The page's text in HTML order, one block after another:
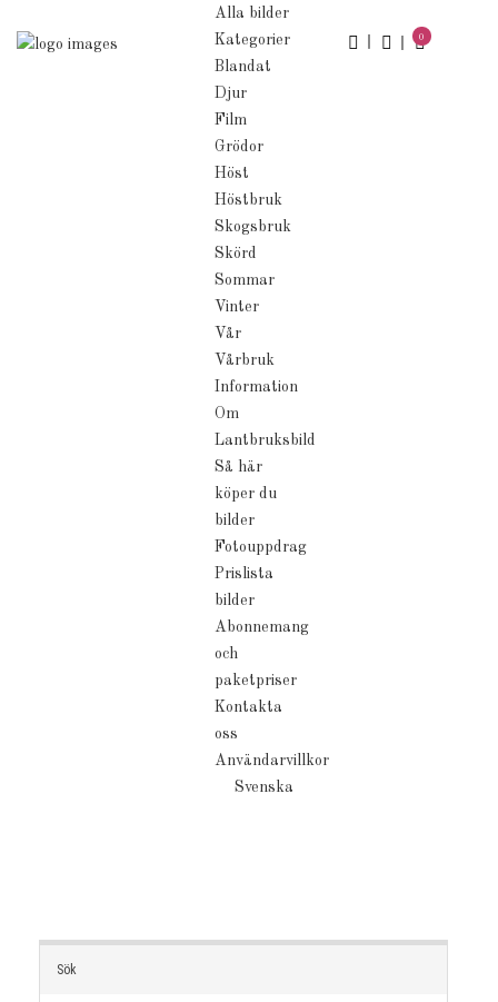
Alla bilder
Kategorier
Blandat
Djur
Film
Grödor
Höst
Höstbruk
Skogsbruk
Skörd
Sommar
Vinter
Vår
Vårbruk
Information
Om
Lantbruksbild
Så här
köper du
bilder
Fotouppdrag
Prislista
bilder
Abonnemang
och
paketpriser
Kontakta
oss
Användarvillkor
Svenska
0
Sök